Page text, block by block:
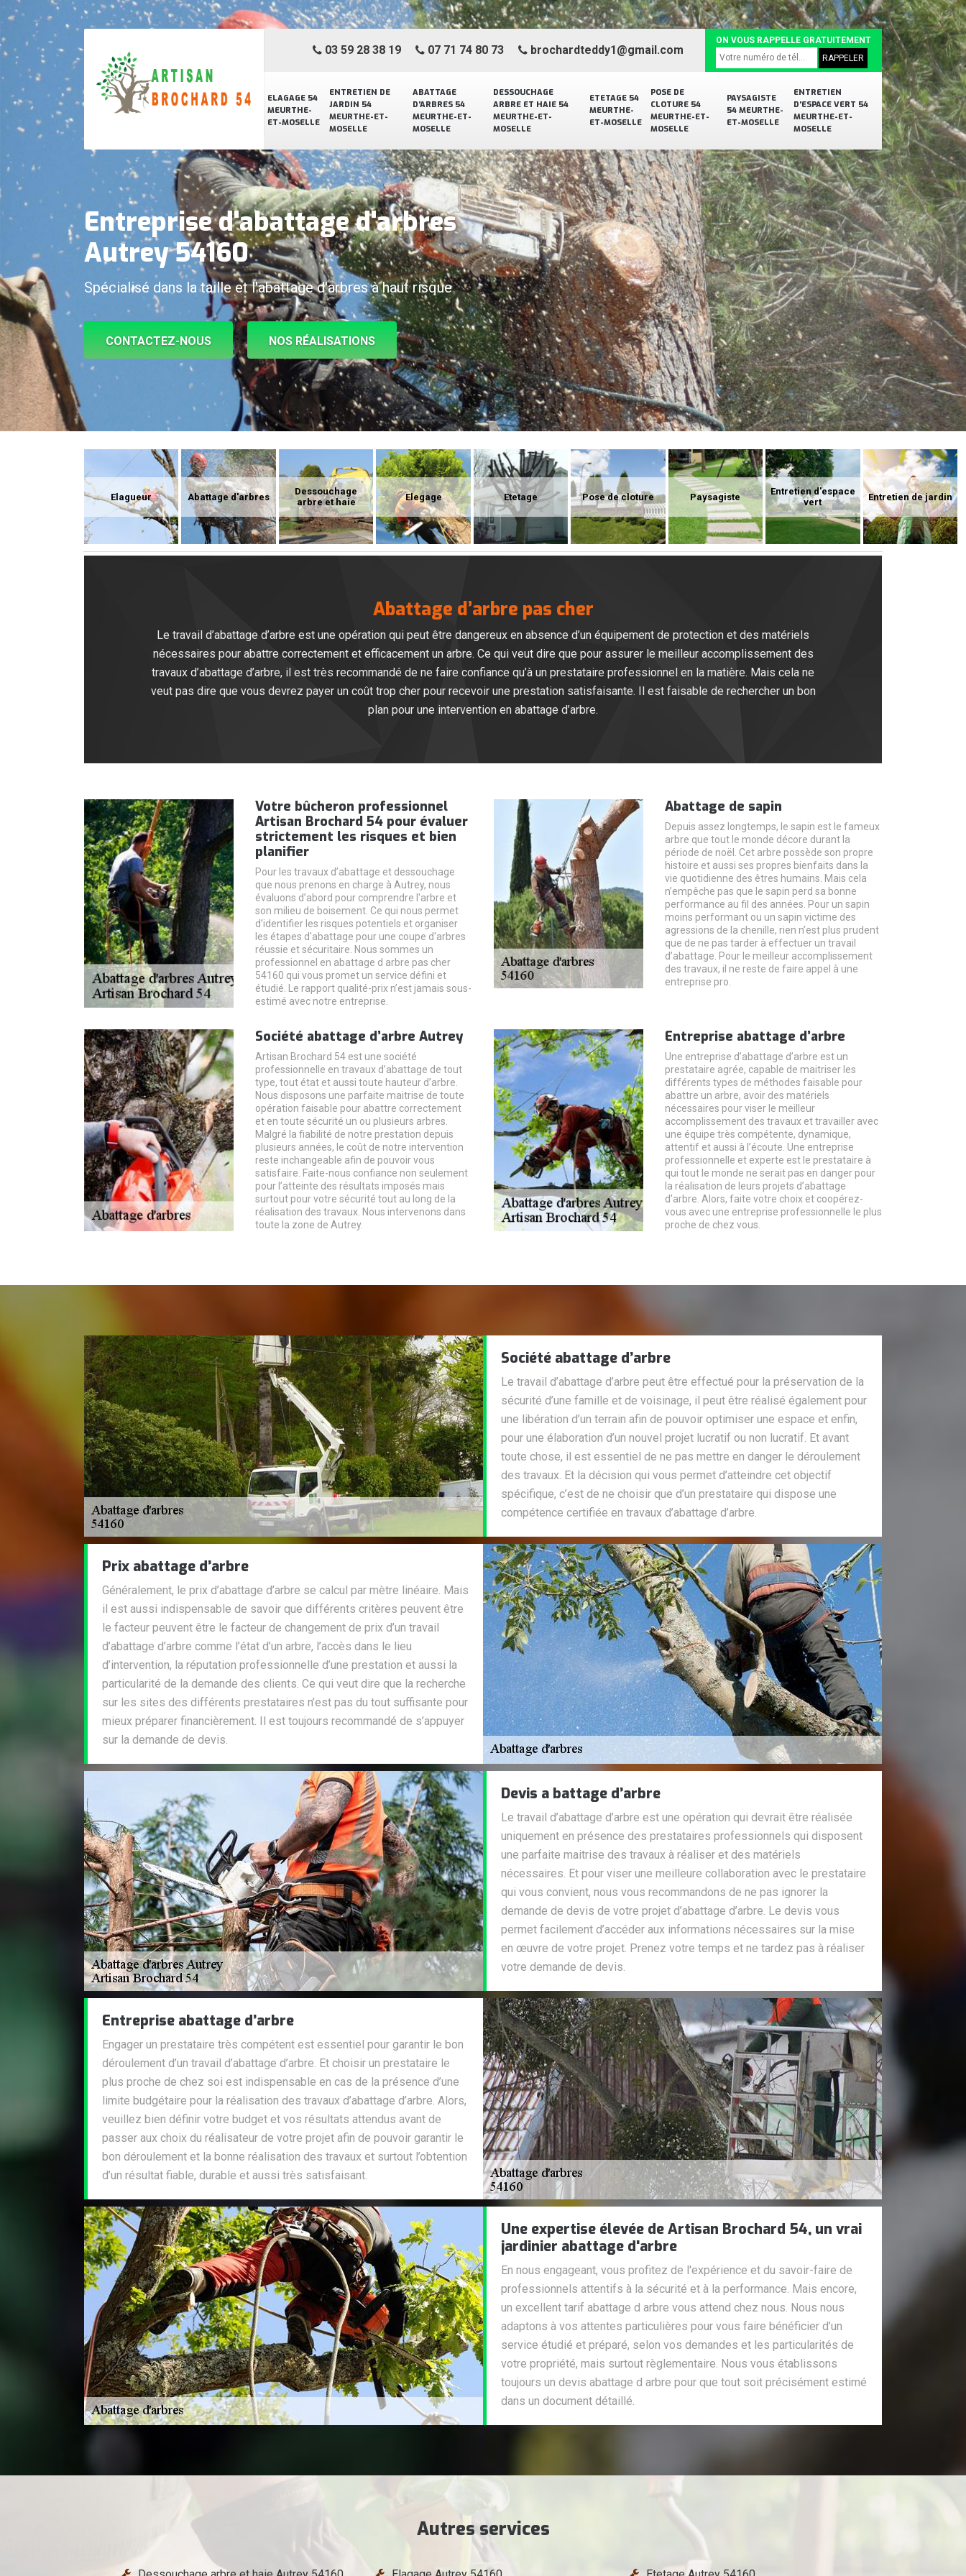
ELAGAGE 54
MEURTHE-
ET-MOSELLE
ENTRETIEN DE
JARDIN 54
MEURTHE-ET-
MOSELLE
ABATTAGE
D'ARBRES 54
MEURTHE-ET-
MOSELLE
DESSOUCHAGE
ARBRE ET HAIE 54
MEURTHE-ET-
MOSELLE
ETETAGE 54
MEURTHE-
ET-MOSELLE
POSE DE
CLOTURE 54
MEURTHE-ET-
MOSELLE
PAYSAGISTE
54 MEURTHE-
ET-MOSELLE
ENTRETIEN
D'ESPACE VERT 54
MEURTHE-ET-
MOSELLE
03 59 28 38 19 07 71 74 80 73 brochardteddy1@gmail.com
ON VOUS RAPPELLE GRATUITEMENT
Entreprise d'abattage d'arbres
Autrey 54160
Spécialisé dans la taille et l'abattage d'arbres à haut risque
CONTACTEZ-NOUS NOS RÉALISATIONS
Elagueur Abattage d'arbres
Dessouchage
arbre et haie
Elegage Etetage Pose de cloture Paysagiste
Entretien d'espace
vert
Entretien de jardin
Abattage d’arbre pas cher
Le travail d’abattage d’arbre est une opération qui peut être dangereux en absence d’un équipement de protection et des matériels
nécessaires pour abattre correctement et efficacement un arbre. Ce qui veut dire que pour assurer le meilleur accomplissement des
travaux d’abattage d’arbre, il est très recommandé de ne faire confiance qu’à un prestataire professionnel en la matière. Mais cela ne
veut pas dire que vous devrez payer un coût trop cher pour recevoir une prestation satisfaisante. Il est faisable de rechercher un bon
plan pour une intervention en abattage d’arbre.
Votre bûcheron professionnel
Artisan Brochard 54 pour évaluer
strictement les risques et bien
planifier
Pour les travaux d’abattage et dessouchage
que nous prenons en charge à Autrey, nous
évaluons d’abord pour comprendre l'arbre et
son milieu de boisement. Ce qui nous permet
d’identifier les risques potentiels et organiser
les étapes d'abattage pour une coupe d'arbres
réussie et sécuritaire. Nous sommes un
professionnel en abattage d arbre pas cher
54160 qui vous promet un service défini et
étudié. Le rapport qualité-prix n’est jamais sous-
estimé avec notre entreprise.
Abattage de sapin
Depuis assez longtemps, le sapin est le fameux
arbre que tout le monde décore durant la
période de noël. Cet arbre possède son propre
histoire et aussi ses propres bienfaits dans la
vie quotidienne des êtres humains. Mais cela
n’empêche pas que le sapin perd sa bonne
performance au fil des années. Pour un sapin
moins performant ou un sapin victime des
agressions de la chenille, rien n’est plus prudent
que de ne pas tarder à effectuer un travail
d’abattage. Pour le meilleur accomplissement
des travaux, il ne reste de faire appel à une
entreprise pro.
Société abattage d’arbre Autrey
Artisan Brochard 54 est une société
professionnelle en travaux d’abattage de tout
type, tout état et aussi toute hauteur d’arbre.
Nous disposons une parfaite maitrise de toute
opération faisable pour abattre correctement
et en toute sécurité un ou plusieurs arbres.
Malgré la fiabilité de notre prestation depuis
plusieurs années, le coût de notre intervention
reste inchangeable afin de pouvoir vous
satisfaire. Faite-nous confiance non seulement
pour l’atteinte des résultats imposés mais
surtout pour votre sécurité tout au long de la
réalisation des travaux. Nous intervenons dans
toute la zone de Autrey.
Entreprise abattage d’arbre
Une entreprise d’abattage d’arbre est un
prestataire agrée, capable de maitriser les
différents types de méthodes faisable pour
abattre un arbre, avoir des matériels
nécessaires pour viser le meilleur
accomplissement des travaux et travailler avec
une équipe très compétente, dynamique,
attentif et aussi à l’écoute. Une entreprise
professionnelle et experte est le prestataire à
qui tout le monde ne serait pas en danger pour
la réalisation de leurs projets d’abattage
d’arbre. Alors, faite votre choix et coopérez-
vous avec une entreprise professionnelle le plus
proche de chez vous.
Société abattage d’arbre
Le travail d’abattage d’arbre peut être effectué pour la préservation de la
sécurité d’une famille et de voisinage, il peut être réalisé également pour
une libération d’un terrain afin de pouvoir optimiser une espace et enfin,
pour une élaboration d’un nouvel projet lucratif ou non lucratif. Et avant
toute chose, il est essentiel de ne pas mettre en danger le déroulement
des travaux. Et la décision qui vous permet d’atteindre cet objectif
spécifique, c’est de ne choisir que d’un prestataire qui dispose une
compétence certifiée en travaux d’abattage d’arbre.
Prix abattage d’arbre
Généralement, le prix d’abattage d’arbre se calcul par mètre linéaire. Mais
il est aussi indispensable de savoir que différents critères peuvent être
le facteur peuvent être le facteur de changement de prix d’un travail
d’abattage d’arbre comme l’état d’un arbre, l’accès dans le lieu
d’intervention, la réputation professionnelle d’une prestation et aussi la
particularité de la demande des clients. Ce qui veut dire que la recherche
sur les sites des différents prestataires n’est pas du tout suffisante pour
mieux préparer financièrement. Il est toujours recommandé de s’appuyer
sur la demande de devis.
Devis a battage d’arbre
Le travail d’abattage d’arbre est une opération qui devrait être réalisée
uniquement en présence des prestataires professionnels qui disposent
une parfaite maitrise des travaux à réaliser et des matériels
nécessaires. Et pour viser une meilleure collaboration avec le prestataire
qui vous convient, nous vous recommandons de ne pas ignorer la
demande de devis de votre projet d’abattage d’arbre. Le devis vous
permet facilement d’accéder aux informations nécessaires sur la mise
en œuvre de votre projet. Prenez votre temps et ne tardez pas à réaliser
votre demande de devis.
Entreprise abattage d’arbre
Engager un prestataire très compétent est essentiel pour garantir le bon
déroulement d’un travail d’abattage d’arbre. Et choisir un prestataire le
plus proche de chez soi est indispensable en cas de la présence d’une
limite budgétaire pour la réalisation des travaux d’abattage d’arbre. Alors,
veuillez bien définir votre budget et vos résultats attendus avant de
passer aux choix du réalisateur de votre projet afin de pouvoir garantir le
bon déroulement et la bonne réalisation des travaux et surtout l’obtention
d’un résultat fiable, durable et aussi très satisfaisant.
Une expertise élevée de Artisan Brochard 54, un vrai
jardinier abattage d'arbre
En nous engageant, vous profitez de l'expérience et du savoir-faire de
professionnels attentifs à la sécurité et à la performance. Mais encore,
un excellent tarif abattage d arbre vous attend chez nous. Nous nous
adaptons à vos attentes particulières pour vous faire bénéficier d’un
service étudié et préparé, selon vos demandes et les particularités de
votre propriété, mais surtout règlementaire. Nous vous établissons
toujours un devis abattage d arbre pour que tout soit précisément estimé
dans un document détaillé.
Autres services